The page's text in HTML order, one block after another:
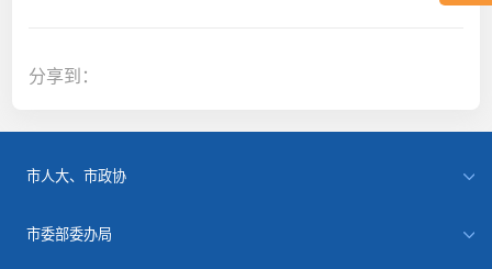
分享到：
市人大、市政协
市委部委办局